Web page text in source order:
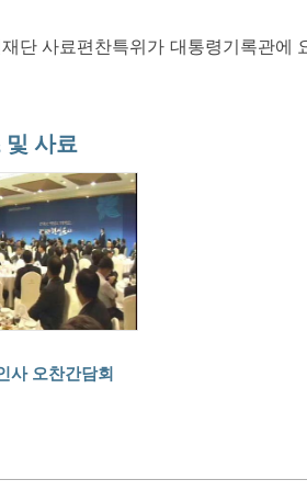
단 사료편찬특위가 대통령기록관에
및 사료
사 오찬간담회